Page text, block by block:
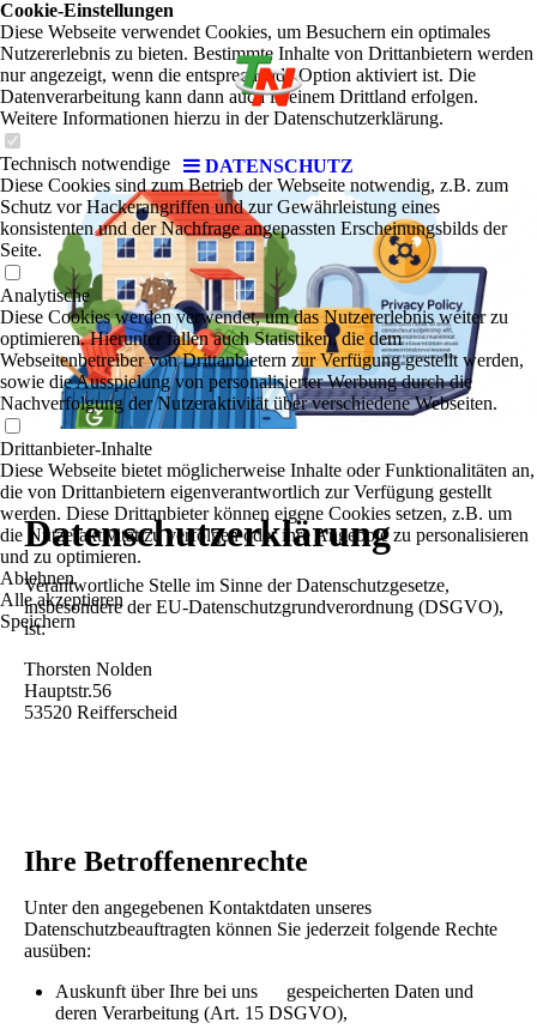
DATENSCHUTZ
Datenschutzerklärung
Verantwortliche Stelle im Sinne der Datenschutzgesetze,
insbesondere der EU-Datenschutzgrundverordnung (DSGVO),
ist:
Thorsten Nolden
Hauptstr.56
53520 Reifferscheid
Ihre Betroffenenrechte
Unter den angegebenen Kontaktdaten unseres
Datenschutzbeauftragten können Sie jederzeit folgende Rechte
ausüben:
Auskunft über Ihre bei uns gespeicherten Daten und
deren Verarbeitung (Art. 15 DSGVO),
Cookie-Einstellungen
Diese Webseite verwendet Cookies, um Besuchern ein optimales
Nutzererlebnis zu bieten. Bestimmte Inhalte von Drittanbietern werden
nur angezeigt, wenn die entsprechende Option aktiviert ist. Die
Datenverarbeitung kann dann auch in einem Drittland erfolgen.
Weitere Informationen hierzu in der Datenschutzerklärung.
Technisch notwendige
Diese Cookies sind zum Betrieb der Webseite notwendig, z.B. zum
Schutz vor Hackerangriffen und zur Gewährleistung eines
konsistenten und der Nachfrage angepassten Erscheinungsbilds der
Seite.
Analytische
Diese Cookies werden verwendet, um das Nutzererlebnis weiter zu
optimieren. Hierunter fallen auch Statistiken, die dem
Webseitenbetreiber von Drittanbietern zur Verfügung gestellt werden,
sowie die Ausspielung von personalisierter Werbung durch die
Nachverfolgung der Nutzeraktivität über verschiedene Webseiten.
Drittanbieter-Inhalte
Diese Webseite bietet möglicherweise Inhalte oder Funktionalitäten an,
die von Drittanbietern eigenverantwortlich zur Verfügung gestellt
werden. Diese Drittanbieter können eigene Cookies setzen, z.B. um
die Nutzeraktivität zu verfolgen oder ihre Angebote zu personalisieren
und zu optimieren.
Ablehnen
Alle akzeptieren
Speichern